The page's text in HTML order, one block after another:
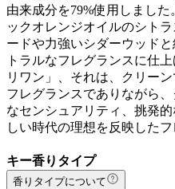
由来成分を79%使用しまし
ックオレンジオイルのシト
ードや力強いシダーウッド
トラルなフレグランスに仕
リワン」、それは、クリー
フレグランスでありながら
なセンシュアリティ、挑発
しい時代の理想を反映したフ
キー香りタイプ
香りタイプについて